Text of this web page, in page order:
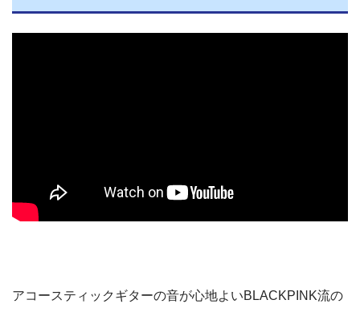
アコースティックギターの音が心地よいBLACKPINK流の